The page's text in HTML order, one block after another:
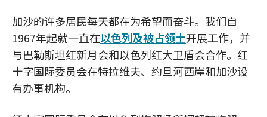
加沙的许多居民每天都在为希望而奋斗。我们自
1967年起就一直在以色列及被占领土开展工作，并
与巴勒斯坦红新月会和以色列红大卫盾会合作。红
十字国际委员会在特拉维夫、约旦河西岸和加沙设
有办事机构。